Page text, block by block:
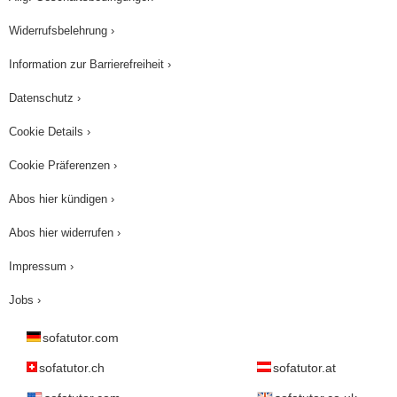
Gesellschaft, in der sich alles um Geld drehe und
die Menschen deformiere.
Widerrufsbelehrung ›
Information zur Barrierefreiheit ›
Datenschutz ›
Cookie Details ›
Cookie Präferenzen ›
Abos hier kündigen ›
Abos hier widerrufen ›
Impressum ›
Jobs ›
sofatutor.com
sofatutor.ch sofatutor.at